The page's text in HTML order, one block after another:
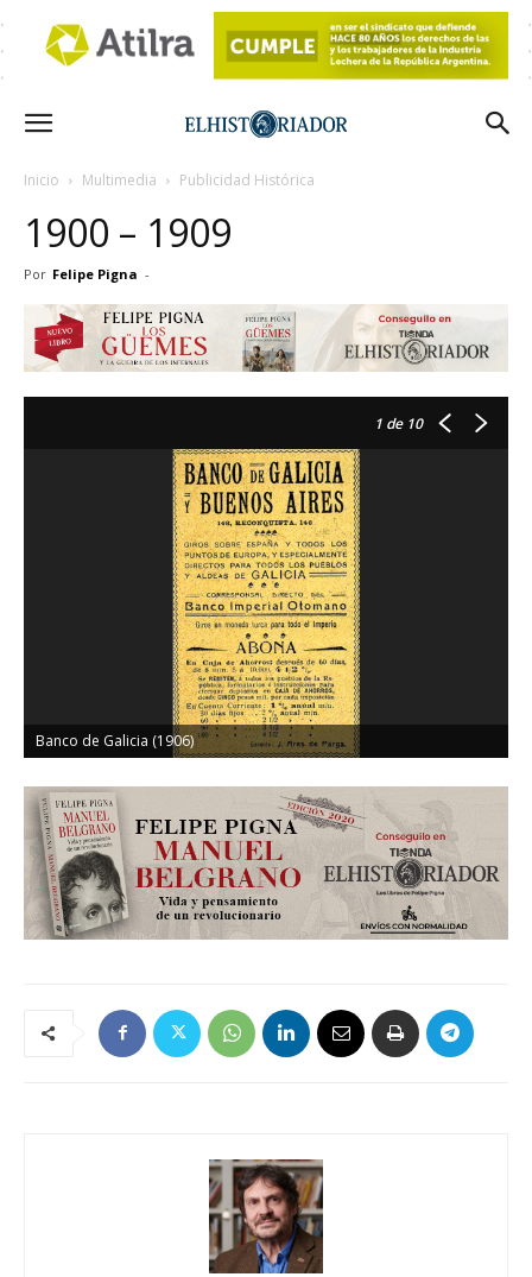
Inicio Multimedia Publicidad Histórica
1900 – 1909
Por Felipe Pigna -
1 de 10
Banco de Galicia (1906)